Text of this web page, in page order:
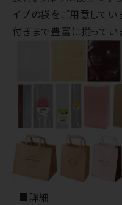
イプの袋をご用意してい
付きまで豊富に揃ってい
■詳細